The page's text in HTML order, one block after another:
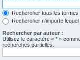
Rechercher tous les termes
Rechercher n’importe
Rechercher par auteur :
Utilisez le caractère « * »
recherches partielles.